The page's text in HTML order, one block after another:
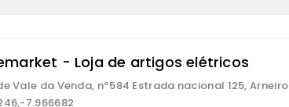
- Loja de artigos elétricos
Vale da Venda, nº584 Estrada nacional 125, Arneiro
7.966682